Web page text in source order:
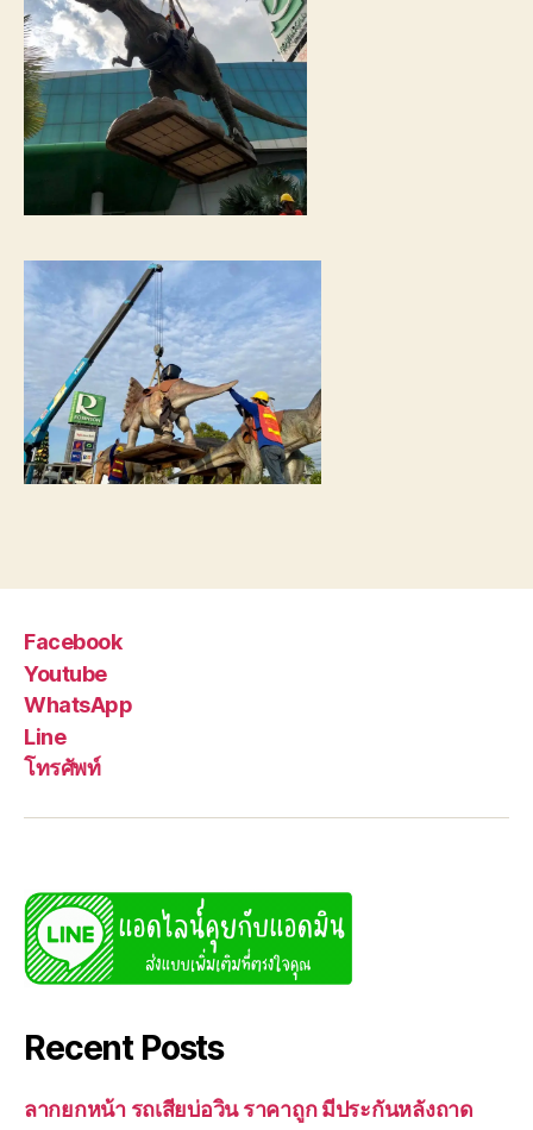
Facebook
Youtube
WhatsApp
Line
โทรศัพท์
Recent Posts
ลากยกหน้า รถเสียบ่อวิน ราคาถูก มีประกันหลังถาด